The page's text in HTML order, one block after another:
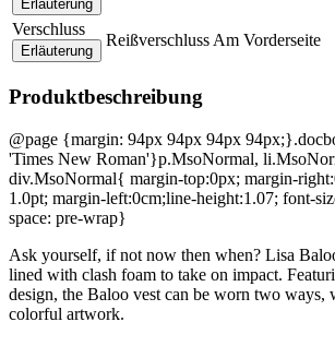
Erläuterung
Verschluss
Erläuterung
Reißverschluss Am Vorderseite
Produktbeschreibung
@page {margin: 94px 94px 94px
'Times New Roman'}p.MsoNormal,
div.MsoNormal{ margin-top:0px; margin-
1.0pt; margin-left:0cm;line-height:1.07; font-
space: pre-wrap}
Ask yourself, if not now then when? Lisa
lined with clash foam to take on impact.
design, the Baloo vest can be worn two
colorful artwork.